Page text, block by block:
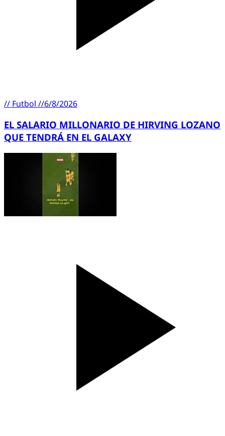
// Futbol //6/8/2026
EL SALARIO MILLONARIO DE HIRVING LOZANO
QUE TENDRÁ EN EL GALAXY